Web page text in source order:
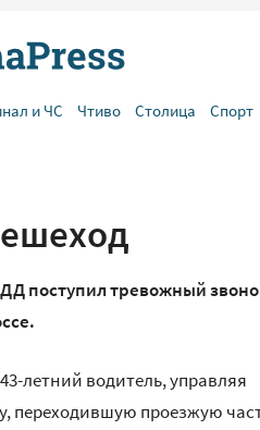
и ЧС Чтиво Столица Спорт
поступил тревожный
летний водитель, управляя
переходившую проезжую